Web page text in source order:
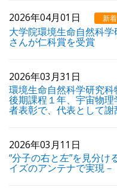
2026年04月01日 新
大学院環境生命自然科
さんが仁科賞を受賞
2026年03月31日
環境生命自然科学研究
後期課程１年、宇宙物
者表彰で、代表として謝
2026年03月11日
“分子の右と左”を見分
イズのアンテナで実現－